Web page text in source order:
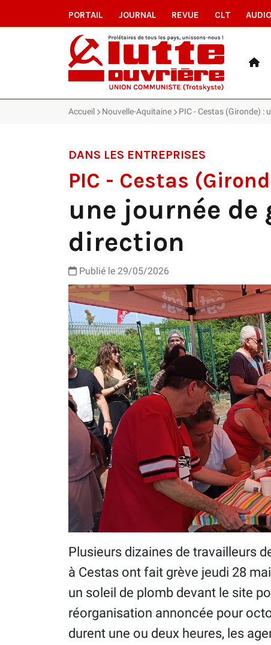
PORTAIL JOURNAL REVUE CLT
Accueil Nouvelle-Aquitaine PIC - Cestas (Gironde) :
DANS LES ENTREPRISES
PIC - Cestas
une journée de
direction
Publié le 29/05/2026
Plusieurs dizaines de travailleurs
à Cestas ont fait grève jeudi 28
un soleil de plomb devant le site
réorganisation annoncée pour
durent une ou deux heures, les